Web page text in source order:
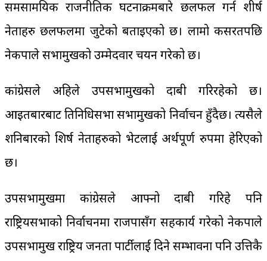
समसामयिक राजनीतिक घटनाक्रमबारे छलफल गर्न शीर्ष
नेताहरु छलफलमा जुटेको बताइएको छ। लामो कसरतपछि
नेकपाले सभामुखको उम्मेदवार चयन गरेको छ।
कांग्रेसले अहिले उपसभामुखको दाबी गरिरहेको छ।
आइतबारबाट प्रतिनिधिसभा सभामुखको निर्वाचन हुँदैछ। त्यसैले
शनिबारको शिर्ष नेताहरुको भेटलाई अर्थपूर्ण रुपमा हेरिएको
छ।
उपसभामुखमा कांग्रेसले आफ्नो दाबी गरिहे पनि
राष्ट्रियसभाको निर्वाचनमा राजपासँग सहकार्य गरेको नेकपाले
उपसभामुख राष्ट्रिय जनता पार्टीलाई दिने सम्भावना पनि उत्तिकै